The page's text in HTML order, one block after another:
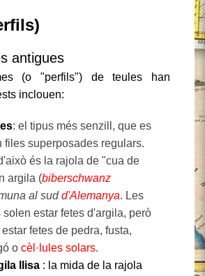
antigues
(o "perfils") de teules han
inclouen:
: el tipus més senzill, que es
files superposades regulars.
és la rajola de "cua de
argila (biberschwanz
al sudd'Alemanya. Les
estar fetes d'argila, però
fetes de pedra, fusta,
o cèl·lules solars.
llisa : la mida de la rajola